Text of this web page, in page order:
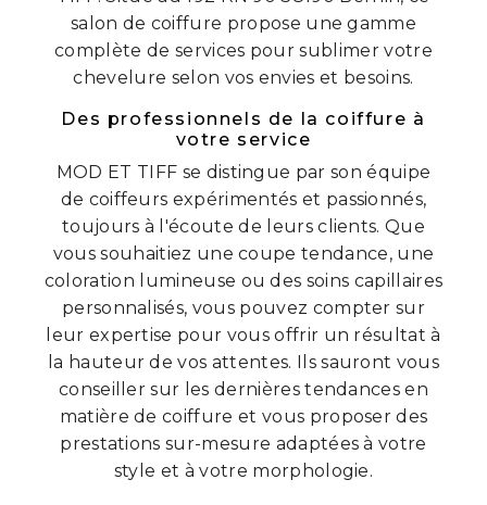
salon de coiffure propose une gamme
complète de services pour sublimer votre
chevelure selon vos envies et besoins.
Des professionnels de la coiffure à
votre service
MOD ET TIFF se distingue par son équipe
de coiffeurs expérimentés et passionnés,
toujours à l'écoute de leurs clients. Que
vous souhaitiez une coupe tendance, une
coloration lumineuse ou des soins capillaires
personnalisés, vous pouvez compter sur
leur expertise pour vous offrir un résultat à
la hauteur de vos attentes. Ils sauront vous
conseiller sur les dernières tendances en
matière de coiffure et vous proposer des
prestations sur-mesure adaptées à votre
style et à votre morphologie.